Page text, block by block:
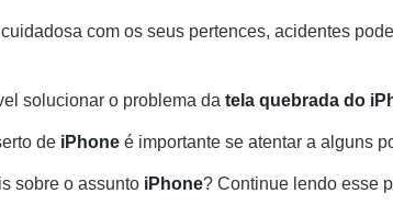
com os seus pertences, acidentes
solucionar o problema da tela quebrada do
de iPhone é importante se atentar a alguns
sobre o assunto iPhone? Continue lendo esse